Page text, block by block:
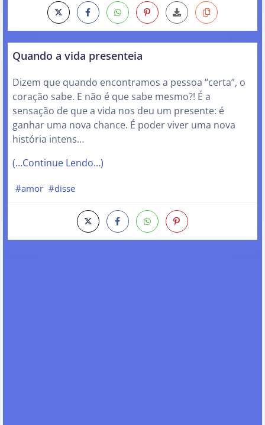
Quando a vida presenteia
Dizem que quando encontramos a pessoa “certa”, o
coração sabe. E não é que sabe mesmo?! É a
sensação de que a vida nos deu um presente: é
ganhar uma nova chance. É poder viver uma nova
história intens…
(…Continue Lendo…)
#amor #disse